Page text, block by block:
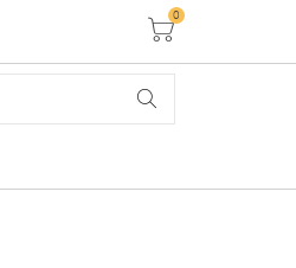
Krepšelis
0